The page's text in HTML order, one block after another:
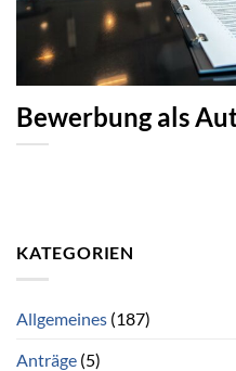
Bewerbung als
KATEGORIEN
Allgemeines (187)
Anträge (5)